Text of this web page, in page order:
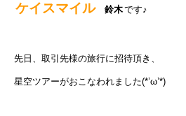
ケイスマイル鈴木です♪
先日、取引先様の旅行に招待頂き、
星空ツアーがおこなわれました(*’ω’*)